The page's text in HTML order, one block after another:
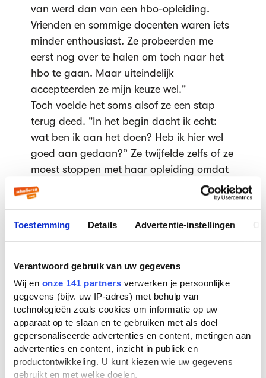
Toestemming Details Advertentie-instellingen
Verantwoord gebruik van uw gegevens
Wij en onze 141 partners verwerken je persoonlijke
gegevens (bijv. uw IP-adres) met behulp van
technologieën zoals cookies om informatie op uw
apparaat op te slaan en te gebruiken met als doel
gepersonaliseerde advertenties en content, metingen aan
advertenties en content, inzicht in publiek en
productontwikkeling. U kunt kiezen wie uw gegevens
gebruikt en met welke doelen.
van werd dan van een hbo-opleiding.
Vrienden en sommige docenten waren iets
minder enthousiast. Ze probeerden me
eerst nog over te halen om toch naar het
hbo te gaan. Maar uiteindelijk
accepteerden ze mijn keuze wel."
Toch voelde het soms alsof ze een stap
terug deed. "In het begin dacht ik echt:
wat ben ik aan het doen? Heb ik hier wel
goed aan gedaan?” Ze twijfelde zelfs of ze
moest stoppen met haar opleiding omdat
de opstartfase haar tegen viel. "De
communicatie op school was soms
was onduidelijkheid over opdrachten of we
ik voor niks naar school kwam", vertelt
Noémy.
Maar gaandeweg veranderde dat. "Toen
we meer richting eigen projecten gingen en
zelf keuzes mochten maken in opdrachten,
begon het te lopen. Ik kon eindelijk mijn
creativiteit kwijt. Sindsdien leer ik